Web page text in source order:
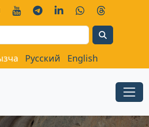
Русский English